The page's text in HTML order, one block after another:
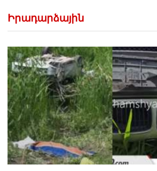
Իրադարձային